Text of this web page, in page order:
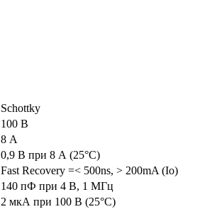
Schottky
100 В
8 А
0,9 В при 8 А (25°C)
Fast Recovery =< 500ns, > 200mA (Io)
140 пФ при 4 В, 1 МГц
2 мкА при 100 В (25°C)